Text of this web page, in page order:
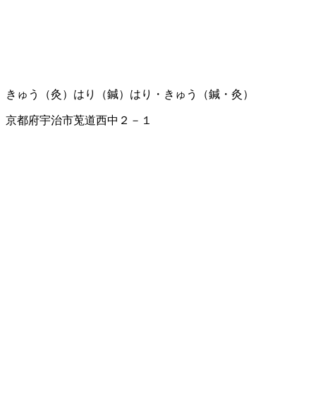
きゅう（灸） はり（鍼） はり・きゅう（鍼・灸）
京都府宇治市莵道西中２－１